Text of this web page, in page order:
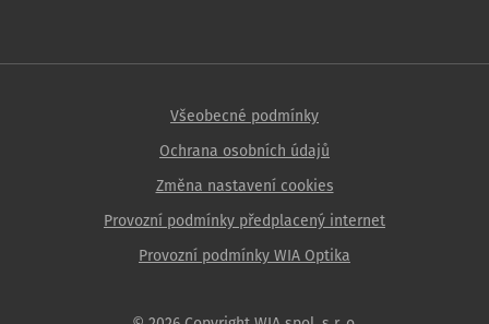
Všeobecné podmínky
Ochrana osobních údajů
Změna nastavení cookies
Provozní podmínky předplacený internet
Provozní podmínky WIA Optika